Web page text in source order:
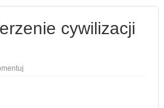
cywilizacji